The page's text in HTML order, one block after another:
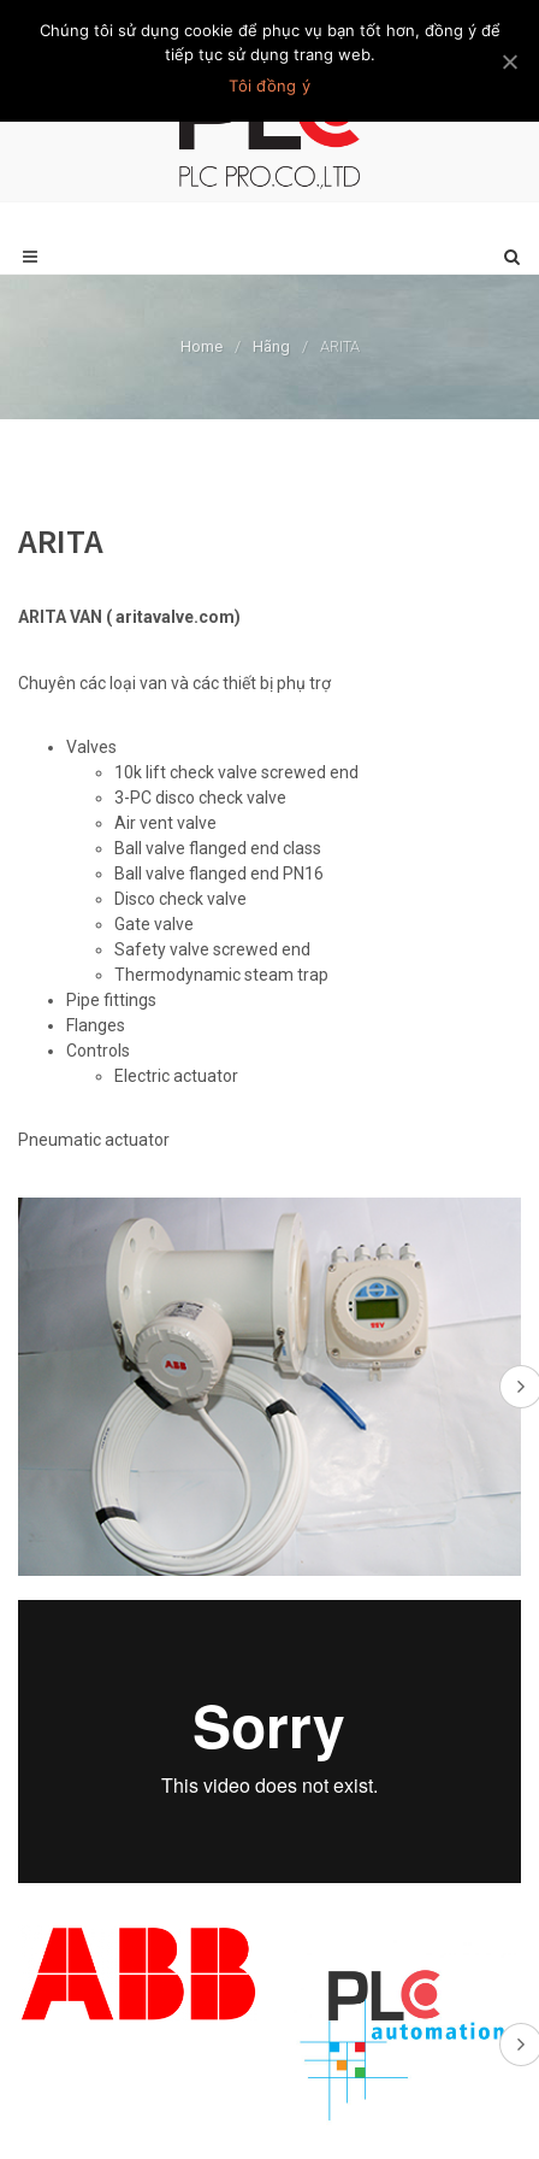
Trang chủ Giới thiệu Khách hàng Liên hệ Thành viên
Home / Hãng / ARITA
ARITA
ARITA VAN ( aritavalve.com)
Chuyên các loại van và các thiết bị phụ trợ
Valves
10k lift check valve screwed end
3-PC disco check valve
Air vent valve
Ball valve flanged end class
Ball valve flanged end PN16
Disco check valve
Gate valve
Safety valve screwed end
Thermodynamic steam trap
Pipe fittings
Flanges
Controls
Electric actuator
Pneumatic actuator
Chúng tôi sử dụng cookie để phục vụ bạn tốt hơn, đồng ý để
tiếp tục sử dụng trang web.
Tôi đồng ý